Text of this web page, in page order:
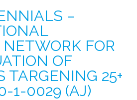
–
FOR
OF
TARGENING 25+
1-0029 (AJ)